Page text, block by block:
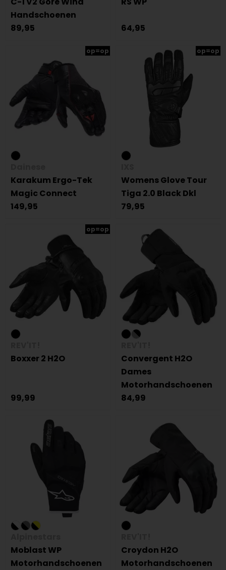
Handschoenen
89,95
64,95
op=op
Karakum Ergo-Tek
Magic Connect
149,95
op=op
Womens Glove Tour
Tiga 2.0 Black Dkl
79,95
op=op
Boxxer 2 H2O
99,99
Convergent H2O
Dames
Motorhandschoenen
84,99
Moblast WP
Motorhandschoenen
Croydon H2O
Motorhandschoenen